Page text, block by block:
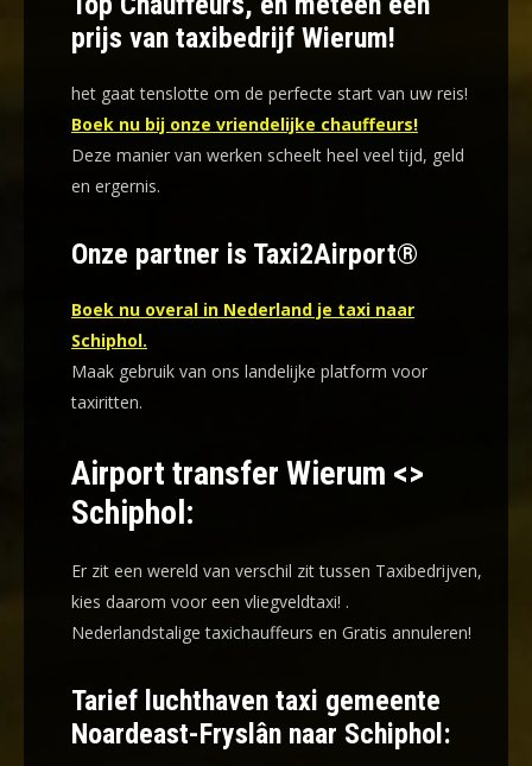
prijs van taxibedrijf Wierum!
het gaat tenslotte om de perfecte start van uw reis!
Boek nu bij onze vriendelijke chauffeurs!
Deze manier van werken scheelt heel veel tijd, geld
en ergernis.
Onze partner is Taxi2Airport®
Boek nu overal in Nederland je taxi naar
Schiphol.
Maak gebruik van ons landelijke platform voor
taxiritten.
Airport transfer Wierum <>
Schiphol:
Er zit een wereld van verschil zit tussen Taxibedrijven,
kies daarom voor een vliegveldtaxi! .
Nederlandstalige taxichauffeurs en Gratis annuleren!
Tarief luchthaven taxi gemeente
Noardeast-Fryslân naar Schiphol: